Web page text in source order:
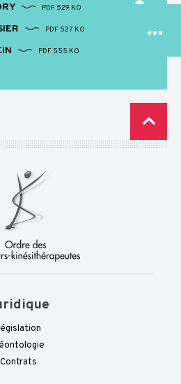
PDF 529 KO
PDF 527 KO
PDF 555 KO
Contrats
...
NATIONAL
TROUVER MON